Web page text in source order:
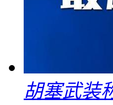
胡塞武装